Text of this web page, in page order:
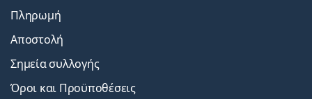
Πληρωμή
Αποστολή
Σημεία συλλογής
Όροι και Προϋποθέσεις